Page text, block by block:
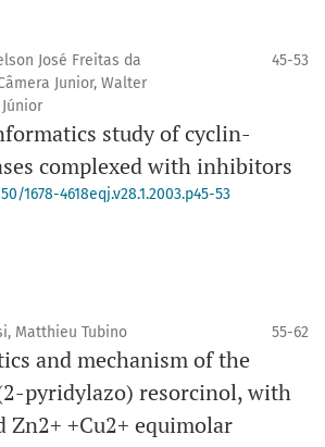
José Freitas da
Junior, Walter
45-53
study of cyclin-
complexed with inhibitors
1678-4618eqj.v28.1.2003.p45-53
Matthieu Tubino 55-62
and mechanism of the
pyridylazo) resorcinol, with
Zn2+ +Cu2+ equimolar